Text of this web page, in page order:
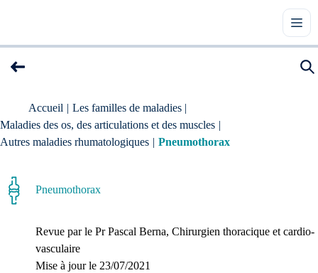
Accueil | Les familles de maladies |
Maladies des os, des articulations et des muscles |
Autres maladies rhumatologiques | Pneumothorax
Pneumothorax
Revue par le Pr Pascal Berna, Chirurgien thoracique et cardio-
vasculaire
Mise à jour le 23/07/2021